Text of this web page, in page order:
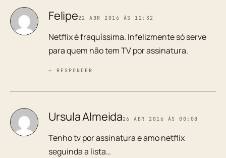
Felipe22 ABR 2016 ÀS 12:32
Netflix é fraquíssima. Infelizmente só serve
para quem não tem TV por assinatura.
↩ RESPONDER
Ursula Almeida26 ABR 2016 ÀS 00:08
Tenho tv por assinatura e amo netflix
seguinda a lista…